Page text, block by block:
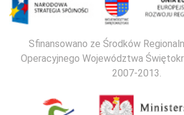
Sfinansowano ze Środków
Operacyjnego Województwa
2007-2013.